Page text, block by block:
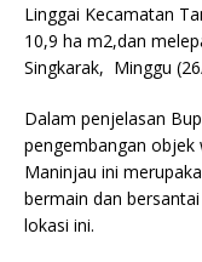
Linggai Kecamatan
10,9 ha m2,dan
Singkarak, Minggu
Dalam penjelasan
pengembangan objek
Maninjau ini
bermain dan
lokasi ini.